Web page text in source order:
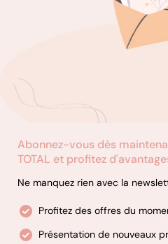
Abonnez-vous dès
TOTAL et profitez
Ne manquez rien avec la
Profitez des offres du
Présentation de nouveaux